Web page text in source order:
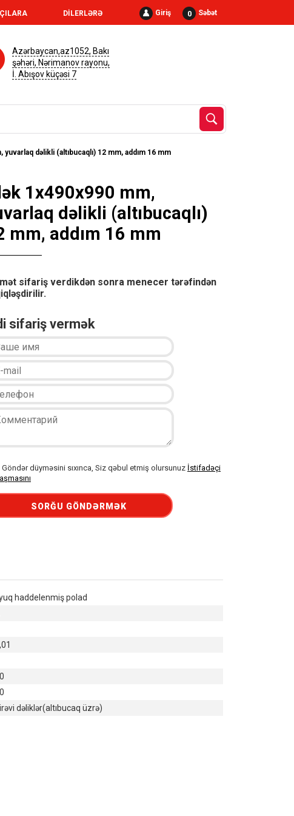
Giriş 0 Səbət
DİLERLƏRƏ
Azərbaycan,az1052, Bakı
şəhəri, Nərimanov rayonu,
İ. Abışov küçəsi 7
dəlikli (altıbucaqlı) 12 mm, addım 16 mm
1x490x990 mm,
dəlikli (altıbucaqlı)
mm, addım 16 mm
sifariş verdikdən sonra menecer tərəfindən
sifariş vermək
Göndər düyməsini sıxınca, Siz qəbul etmiş olursunuz İstifadəçi
SORĞU GÖNDƏRMƏK
haddelenmiş polad
dəliklər(altıbucaq üzrə)